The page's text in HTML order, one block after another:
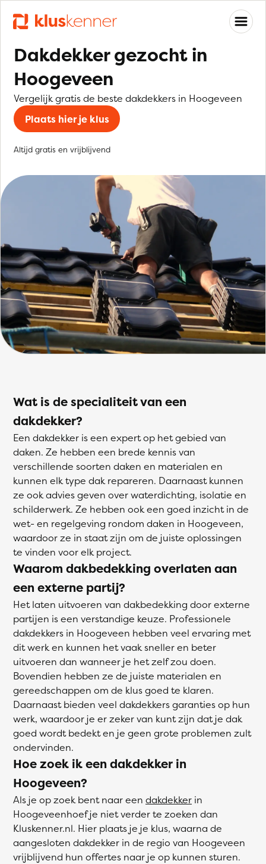
Dakdekker gezocht in
Hoogeveen
Vergelijk gratis de beste dakdekkers in Hoogeveen
Plaats hier je klus
Altijd gratis en vrijblijvend
Wat is de specialiteit van een
dakdekker?
Een dakdekker is een expert op het gebied van
daken. Ze hebben een brede kennis van
verschillende soorten daken en materialen en
kunnen elk type dak repareren. Daarnaast kunnen
ze ook advies geven over waterdichting, isolatie en
schilderwerk. Ze hebben ook een goed inzicht in de
wet- en regelgeving rondom daken in Hoogeveen,
waardoor ze in staat zijn om de juiste oplossingen
te vinden voor elk project.
Waarom dakbedekking overlaten aan
een externe partij?
Het laten uitvoeren van dakbedekking door externe
partijen is een verstandige keuze. Professionele
dakdekkers in Hoogeveen hebben veel ervaring met
dit werk en kunnen het vaak sneller en beter
uitvoeren dan wanneer je het zelf zou doen.
Bovendien hebben ze de juiste materialen en
gereedschappen om de klus goed te klaren.
Daarnaast bieden veel dakdekkers garanties op hun
werk, waardoor je er zeker van kunt zijn dat je dak
goed wordt bedekt en je geen grote problemen zult
ondervinden.
Hoe zoek ik een dakdekker in
Hoogeveen?
Als je op zoek bent naar een dakdekker in
Hoogeveenhoef je niet verder te zoeken dan
Kluskenner.nl. Hier plaats je je klus, waarna de
aangesloten dakdekker in de regio van Hoogeveen
vrijblijvend hun offertes naar je op kunnen sturen.